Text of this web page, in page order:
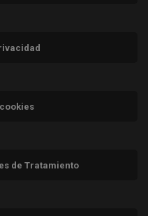
de Tratamiento